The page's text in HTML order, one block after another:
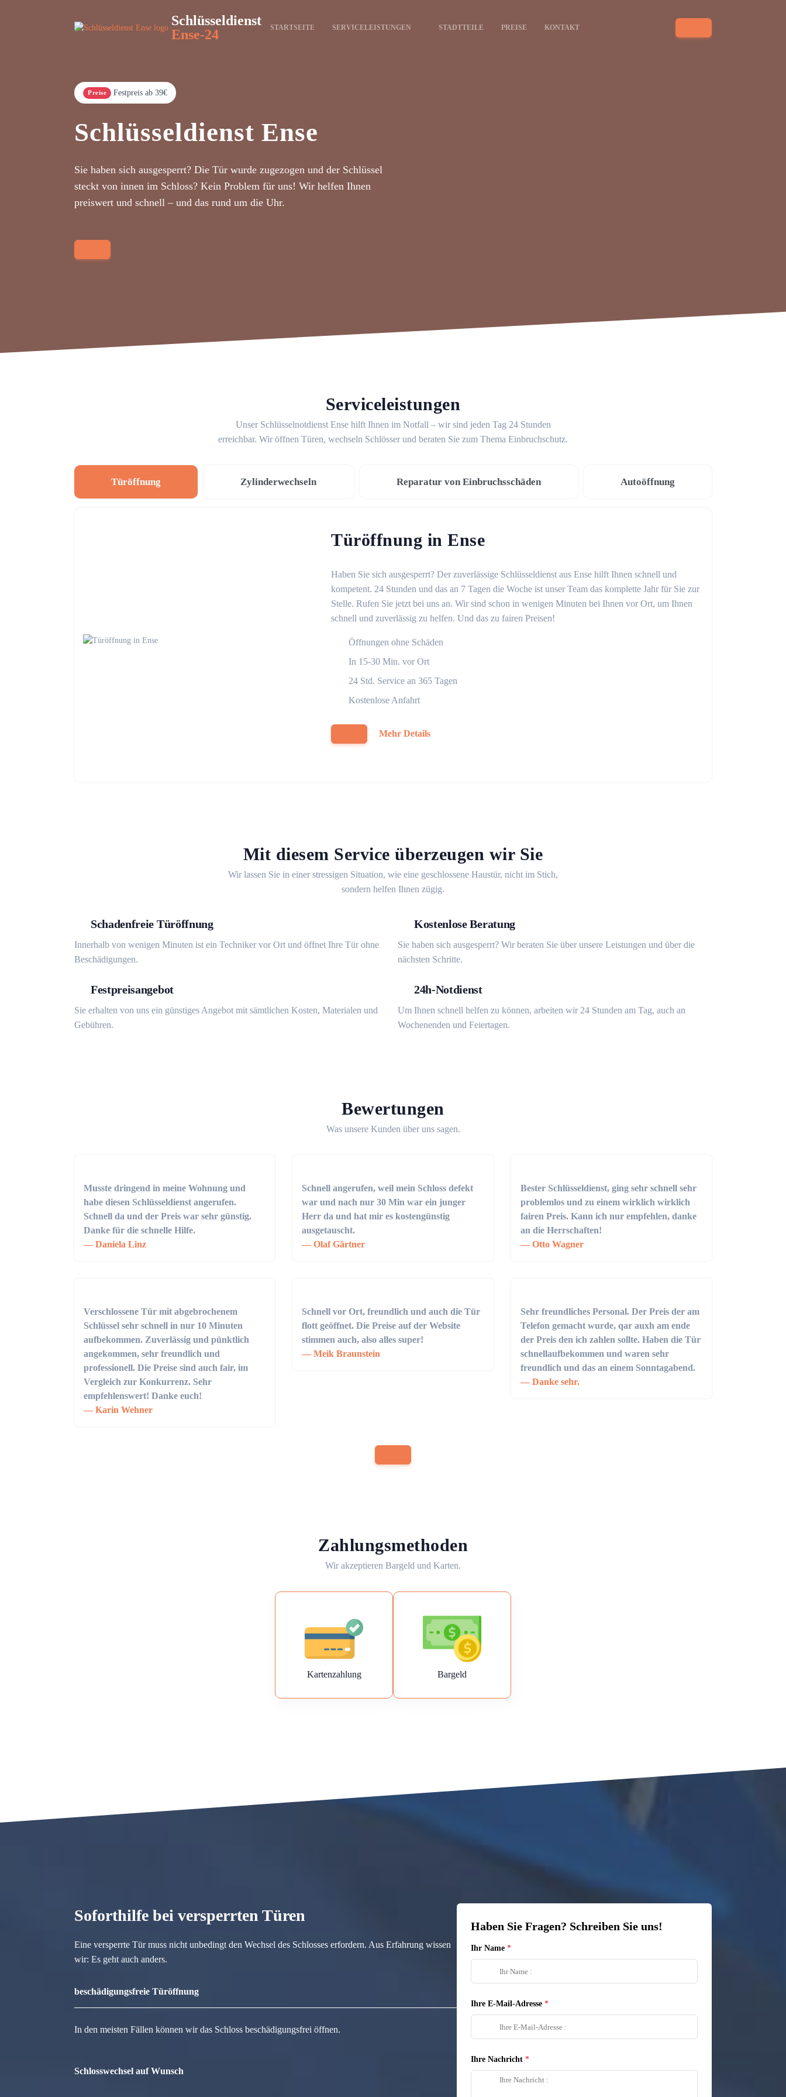
Schlüsseldienst
Ense-24
STARTSEITE SERVICELEISTUNGEN STADTTEILE PREISE KONTAKT
Preise Festpreis ab 39€
Schlüsseldienst Ense
Sie haben sich ausgesperrt? Die Tür wurde zugezogen und der Schlüssel
steckt von innen im Schloss? Kein Problem für uns! Wir helfen Ihnen
preiswert und schnell – und das rund um die Uhr.
Serviceleistungen
Unser Schlüsselnotdienst Ense hilft Ihnen im Notfall – wir sind jeden Tag 24 Stunden
erreichbar. Wir öffnen Türen, wechseln Schlösser und beraten Sie zum Thema Einbruchschutz.
Türöffnung Zylinderwechseln Reparatur von Einbruchsschäden Autoöffnung
Türöffnung in Ense
Haben Sie sich ausgesperrt? Der zuverlässige Schlüsseldienst aus Ense hilft Ihnen schnell und
kompetent. 24 Stunden und das an 7 Tagen die Woche ist unser Team das komplette Jahr für Sie zur
Stelle. Rufen Sie jetzt bei uns an. Wir sind schon in wenigen Minuten bei Ihnen vor Ort, um Ihnen
schnell und zuverlässig zu helfen. Und das zu fairen Preisen!
Öffnungen ohne Schäden
In 15-30 Min. vor Ort
24 Std. Service an 365 Tagen
Kostenlose Anfahrt
Mehr Details
Mit diesem Service überzeugen wir Sie
Wir lassen Sie in einer stressigen Situation, wie eine geschlossene Haustür, nicht im Stich,
sondern helfen Ihnen zügig.
Schadenfreie Türöffnung
Innerhalb von wenigen Minuten ist ein Techniker vor Ort und öffnet Ihre Tür ohne
Beschädigungen.
Kostenlose Beratung
Sie haben sich ausgesperrt? Wir beraten Sie über unsere Leistungen und über die
nächsten Schritte.
Festpreisangebot
Sie erhalten von uns ein günstiges Angebot mit sämtlichen Kosten, Materialen und
Gebühren.
24h-Notdienst
Um Ihnen schnell helfen zu können, arbeiten wir 24 Stunden am Tag, auch an
Wochenenden und Feiertagen.
Bewertungen
Was unsere Kunden über uns sagen.
Musste dringend in meine Wohnung und
habe diesen Schlüsseldienst angerufen.
Schnell da und der Preis war sehr günstig.
Danke für die schnelle Hilfe.
Daniela Linz
Schnell angerufen, weil mein Schloss defekt
war und nach nur 30 Min war ein junger
Herr da und hat mir es kostengünstig
ausgetauscht.
Olaf Gärtner
Bester Schlüsseldienst, ging sehr schnell sehr
problemlos und zu einem wirklich wirklich
fairen Preis. Kann ich nur empfehlen, danke
an die Herrschaften!
Otto Wagner
Verschlossene Tür mit abgebrochenem
Schlüssel sehr schnell in nur 10 Minuten
aufbekommen. Zuverlässig und pünktlich
angekommen, sehr freundlich und
professionell. Die Preise sind auch fair, im
Vergleich zur Konkurrenz. Sehr
empfehlenswert! Danke euch!
Karin Wehner
Schnell vor Ort, freundlich und auch die Tür
flott geöffnet. Die Preise auf der Website
stimmen auch, also alles super!
Meik Braunstein
Sehr freundliches Personal. Der Preis der am
Telefon gemacht wurde, qar auxh am ende
der Preis den ich zahlen sollte. Haben die Tür
schnellaufbekommen und waren sehr
freundlich und das an einem Sonntagabend.
Danke sehr.
Zahlungsmethoden
Wir akzeptieren Bargeld und Karten.
Kartenzahlung Bargeld
Soforthilfe bei versperrten Türen
Eine versperrte Tür muss nicht unbedingt den Wechsel des Schlosses erfordern. Aus Erfahrung wissen
wir: Es geht auch anders.
beschädigungsfreie Türöffnung
In den meisten Fällen können wir das Schloss beschädigungsfrei öffnen.
Schlosswechsel auf Wunsch
Haben Sie Fragen? Schreiben Sie uns!
Ihr Name
Ihre E-Mail-Adresse
Ihre Nachricht